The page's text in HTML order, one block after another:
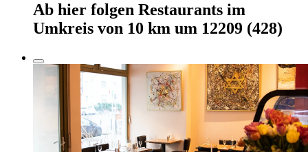
Ab hier folgen Restaurants im
Umkreis von 10 km um 12209 (428)